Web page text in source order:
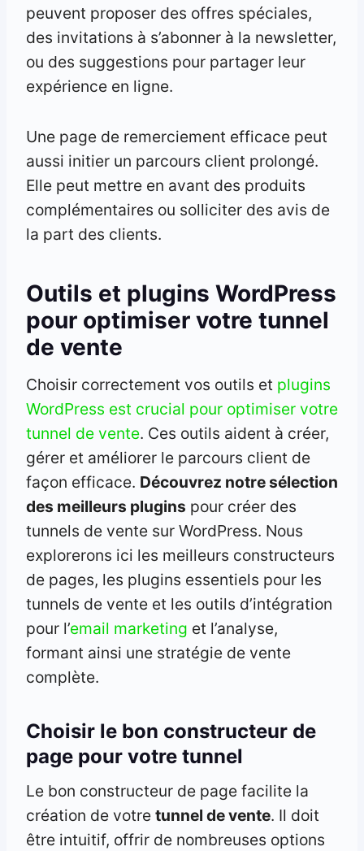
peuvent proposer des offres spéciales,
des invitations à s’abonner à la newsletter,
ou des suggestions pour partager leur
expérience en ligne.
Une page de remerciement efficace peut
aussi initier un parcours client prolongé.
Elle peut mettre en avant des produits
complémentaires ou solliciter des avis de
la part des clients.
Outils et plugins WordPress
pour optimiser votre tunnel
de vente
Choisir correctement vos outils et plugins
WordPress est crucial pour optimiser votre
tunnel de vente. Ces outils aident à créer,
gérer et améliorer le parcours client de
façon efficace. Découvrez notre sélection
des meilleurs plugins pour créer des
tunnels de vente sur WordPress. Nous
explorerons ici les meilleurs constructeurs
de pages, les plugins essentiels pour les
tunnels de vente et les outils d’intégration
pour l’email marketing et l’analyse,
formant ainsi une stratégie de vente
complète.
Choisir le bon constructeur de
page pour votre tunnel
Le bon constructeur de page facilite la
création de votre tunnel de vente. Il doit
être intuitif, offrir de nombreuses options